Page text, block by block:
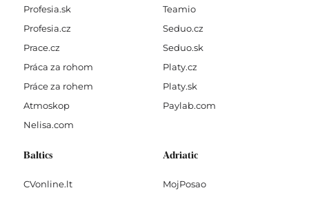
Profesia.sk
Profesia.cz
Prace.cz
Práca za rohom
Práce za rohem
Atmoskop
Nelisa.com
Teamio
Seduo.cz
Seduo.sk
Platy.cz
Platy.sk
Paylab.com
Baltics
CVonline.lt
Adriatic
MojPosao